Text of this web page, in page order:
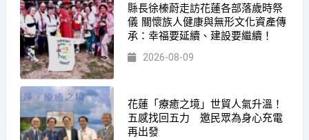
縣長徐榛蔚走訪花蓮各部落歲時祭
儀 關懷族人健康與無形文化資產傳
承：幸福要延續、建設要繼續！
2026-08-09
花蓮「療癒之境」世貿人氣升溫！
五感找回五力 邀民眾為身心充電
再出發